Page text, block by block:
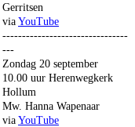
Gerritsen
via YouTube
--------------------------------
---
Zondag 20 september
10.00 uur Herenwegkerk
Hollum
Mw. Hanna Wapenaar
via YouTube